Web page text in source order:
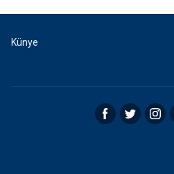
Künye
Facebook Twitter